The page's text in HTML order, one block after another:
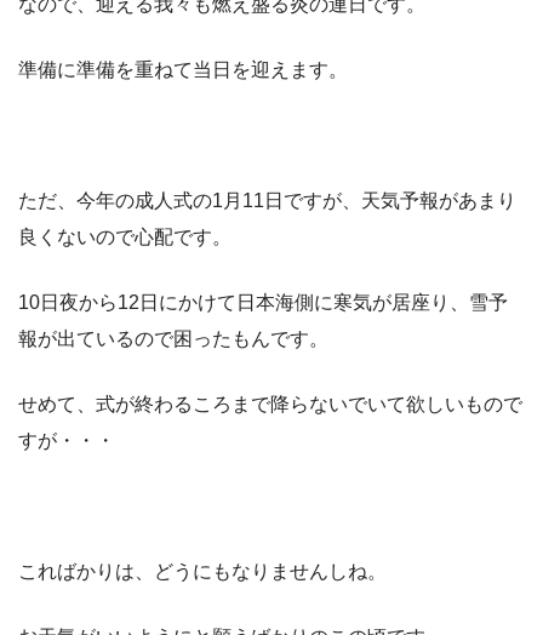
なので、迎える我々も燃え盛る炎の連日です。
準備に準備を重ねて当日を迎えます。
ただ、今年の成人式の1月11日ですが、天気予報があまり
良くないので心配です。
10日夜から12日にかけて日本海側に寒気が居座り、雪予
報が出ているので困ったもんです。
せめて、式が終わるころまで降らないでいて欲しいもので
すが・・・
こればかりは、どうにもなりませんしね。